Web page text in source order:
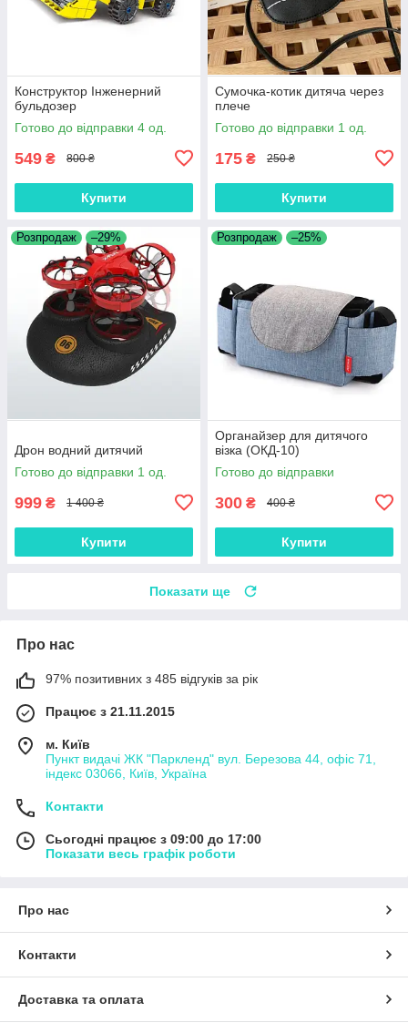
Конструктор Інженерний
бульдозер
Готово до відправки 4 од.
549 ₴ 800 ₴
Купити
Сумочка-котик дитяча через
плече
Готово до відправки 1 од.
175 ₴ 250 ₴
Купити
Розпродаж –29%
Дрон водний дитячий
Готово до відправки 1 од.
999 ₴ 1 400 ₴
Купити
Розпродаж –25%
Органайзер для дитячого
візка (ОКД-10)
Готово до відправки
300 ₴ 400 ₴
Купити
Показати ще
Про нас
97% позитивних з 485 відгуків за рік
Працює з 21.11.2015
м. Київ
Пункт видачі ЖК "Паркленд" вул. Березова 44, офіс 71,
індекс 03066, Київ, Україна
Контакти
Сьогодні працює з 09:00 до 17:00
Показати весь графік роботи
Про нас
Контакти
Доставка та оплата